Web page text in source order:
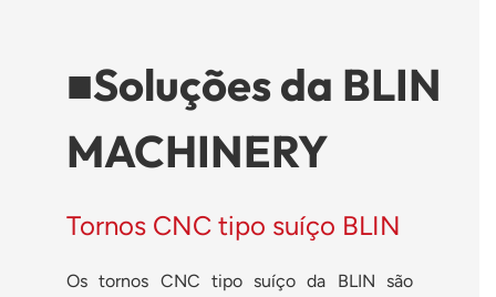
■Soluções da BLIN
MACHINERY
Tornos CNC tipo suíço BLIN
Os tornos CNC tipo suíço da BLIN são